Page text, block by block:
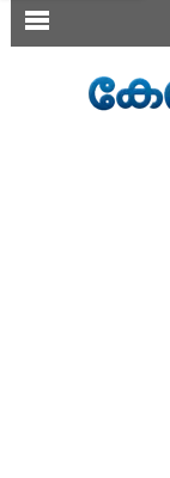
SECTIONS